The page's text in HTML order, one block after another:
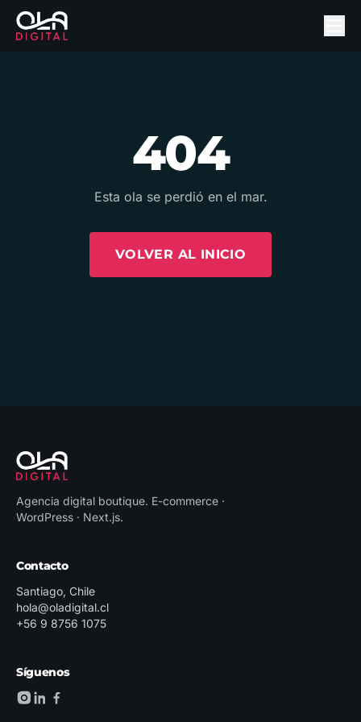
404
Esta ola se perdió en el mar.
VOLVER AL INICIO
Agencia digital boutique. E-commerce ·
WordPress · Next.js.
Contacto
Santiago, Chile
hola@oladigital.cl
+56 9 8756 1075
Síguenos